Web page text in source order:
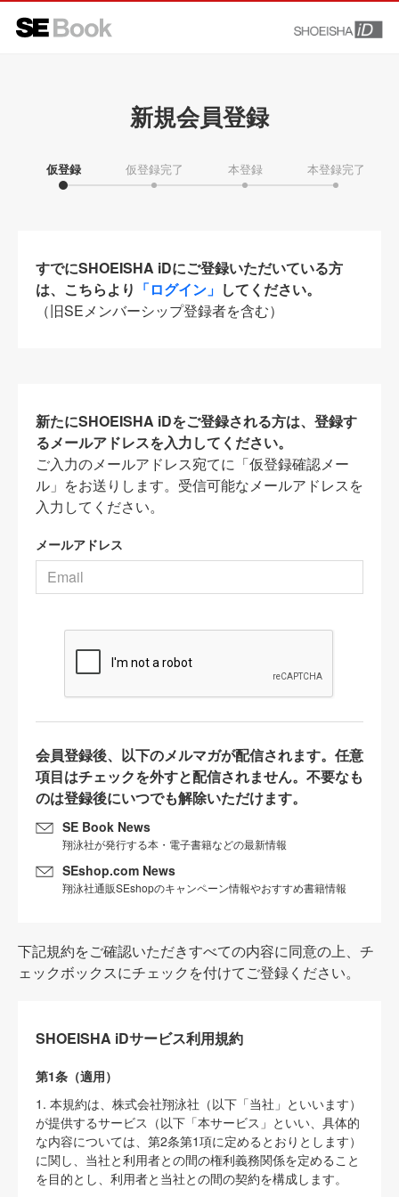
新規会員登録
仮登録 仮登録完了 本登録 本登録完了
すでにSHOEISHA iDにご登録いただいている方
は、こちらより 「ログイン」 してください。
（旧SEメンバーシップ登録者を含む）
新たにSHOEISHA iDをご登録される方は、登録す
るメールアドレスを入力してください。
ご入力のメールアドレス宛てに「仮登録確認メー
ル」をお送りします。受信可能なメールアドレスを
入力してください。
メールアドレス
会員登録後、以下のメルマガが配信されます。任意
項目はチェックを外すと配信されません。不要なも
のは登録後にいつでも解除いただけます。
SE Book News
翔泳社が発行する本・電子書籍などの最新情報
SEshop.com News
翔泳社通販SEshopのキャンペーン情報やおすすめ書籍情報
下記規約をご確認いただきすべての内容に同意の上、チ
ェックボックスにチェックを付けてご登録ください。
SHOEISHA iDサービス利用規約
第1条（適用）
1. 本規約は、株式会社翔泳社（以下「当社」といいます）
が提供するサービス（以下「本サービス」といい、具体的
な内容については、第2条第1項に定めるとおりとします）
に関し、当社と利用者との間の権利義務関係を定めること
を目的とし、利用者と当社との間の契約を構成します。